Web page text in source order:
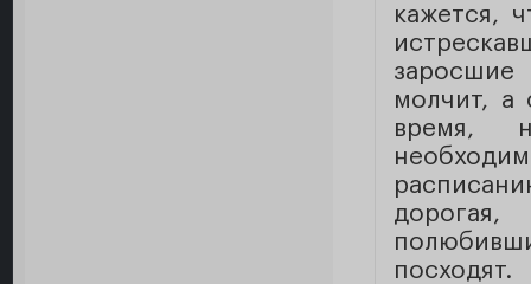
кажется,
молчит, а
время,
посходят.